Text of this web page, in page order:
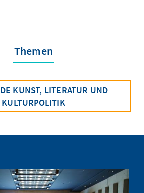
Themen
KUNST, LITERATUR UND
KULTURPOLITIK